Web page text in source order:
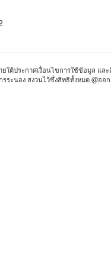
ใต้ประกาศเงื่อนไขการใช้ข้อมูล แ
ระนอง สงวนไว้ซึ่งสิทธิทั้งหมด @